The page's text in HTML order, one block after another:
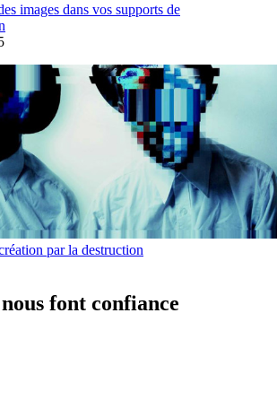
images dans vos supports de
par la destruction
font confiance